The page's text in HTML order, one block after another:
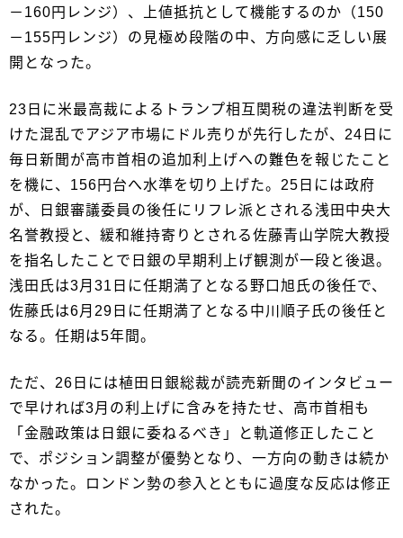
－160円レンジ）、上値抵抗として機能するのか（150
－155円レンジ）の見極め段階の中、方向感に乏しい展
開となった。
23日に米最高裁によるトランプ相互関税の違法判断を受
けた混乱でアジア市場にドル売りが先行したが、24日に
毎日新聞が高市首相の追加利上げへの難色を報じたこと
を機に、156円台へ水準を切り上げた。25日には政府
が、日銀審議委員の後任にリフレ派とされる浅田中央大
名誉教授と、緩和維持寄りとされる佐藤青山学院大教授
を指名したことで日銀の早期利上げ観測が一段と後退。
浅田氏は3月31日に任期満了となる野口旭氏の後任で、
佐藤氏は6月29日に任期満了となる中川順子氏の後任と
なる。任期は5年間。
ただ、26日には植田日銀総裁が読売新聞のインタビュー
で早ければ3月の利上げに含みを持たせ、高市首相も
「金融政策は日銀に委ねるべき」と軌道修正したこと
で、ポジション調整が優勢となり、一方向の動きは続か
なかった。ロンドン勢の参入とともに過度な反応は修正
された。